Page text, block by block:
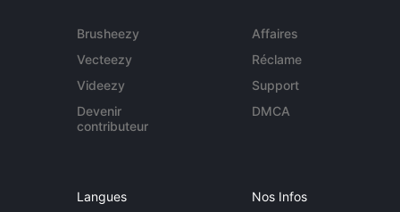
Brusheezy
Vecteezy
Videezy
Devenir
contributeur
Affaires
Réclame
Support
DMCA
Langues Nos Infos